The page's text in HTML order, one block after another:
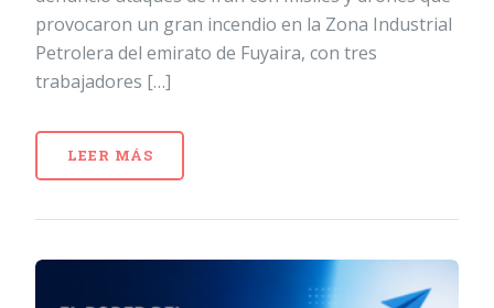
provocaron un gran incendio en la Zona Industrial
Petrolera del emirato de Fuyaira, con tres
trabajadores […]
LEER MÁS